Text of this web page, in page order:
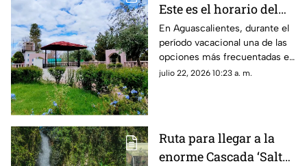
Este es el horario del
Parque Rodolfo
Landeros en
Aguascalientes
En Aguascalientes, durante el
período vacacional una de las
opciones más frecuentadas es
ir al Parque Rodolfo Landeros
julio 22, 2026 10:23 a. m.
Ruta para llegar a la
enorme Cascada ‘Salto